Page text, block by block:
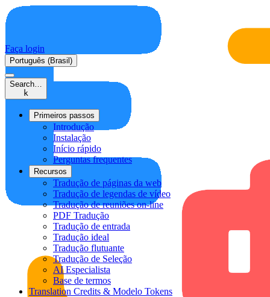
Faça login
Português (Brasil)
Search…
k
Primeiros passos
Introdução
Instalação
Início rápido
Perguntas frequentes
Recursos
Tradução de páginas da web
Tradução de legendas de vídeo
Tradução de reuniões on-line
PDF Tradução
Tradução de entrada
Tradução ideal
Tradução flutuante
Tradução de Seleção
AI Especialista
Base de termos
Translation Credits & Modelo Tokens